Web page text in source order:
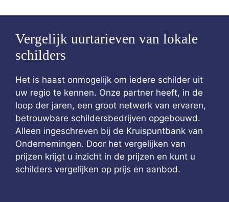
Vergelijk uurtarieven van lokale
schilders
Het is haast onmogelijk om iedere schilder uit
uw regio te kennen. Onze partner heeft, in de
loop der jaren, een groot netwerk van ervaren,
betrouwbare schildersbedrijven opgebouwd.
Alleen ingeschreven bij de Kruispuntbank van
Ondernemingen. Door het vergelijken van
prijzen krijgt u inzicht in de prijzen en kunt u
schilders vergelijken op prijs en aanbod.